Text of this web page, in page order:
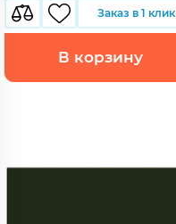
Заказ в 1 клик
В корзину